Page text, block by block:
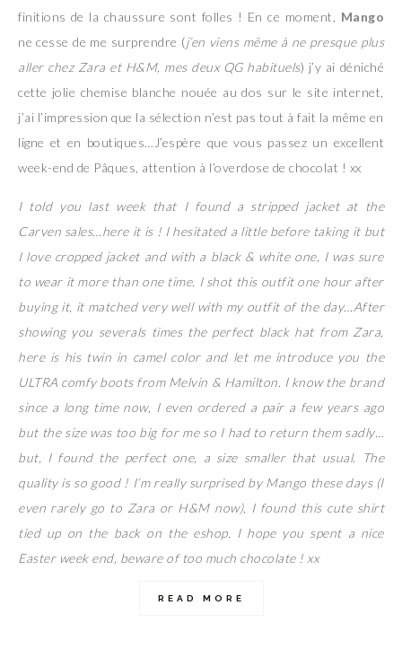
finitions de la chaussure sont folles ! En ce moment, Mango
ne cesse de me surprendre (j’en viens même à ne presque plus
aller chez Zara et H&M, mes deux QG habituels) j’y ai déniché
cette jolie chemise blanche nouée au dos sur le site internet,
j’ai l’impression que la sélection n’est pas tout à fait la même en
ligne et en boutiques…J’espère que vous passez un excellent
week-end de Pâques, attention à l’overdose de chocolat ! xx
I told you last week that I found a stripped jacket at the
Carven sales…here it is ! I hesitated a little before taking it but
I love cropped jacket and with a black & white one, I was sure
to wear it more than one time. I shot this outfit one hour after
buying it, it matched very well with my outfit of the day…After
showing you severals times the perfect black hat from Zara,
here is his twin in camel color and let me introduce you the
ULTRA comfy boots from Melvin & Hamilton. I know the brand
since a long time now, I even ordered a pair a few years ago
but the size was too big for me so I had to return them sadly…
but, I found the perfect one, a size smaller that usual. The
quality is so good ! I’m really surprised by Mango these days (I
even rarely go to Zara or H&M now), I found this cute shirt
tied up on the back on the eshop. I hope you spent a nice
Easter week end, beware of too much chocolate ! xx
READ MORE